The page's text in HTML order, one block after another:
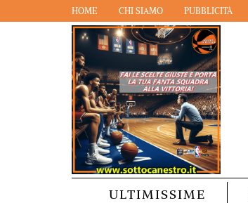
HOME CHI SIAMO PUBBLICITÀ
ULTIMISSIME